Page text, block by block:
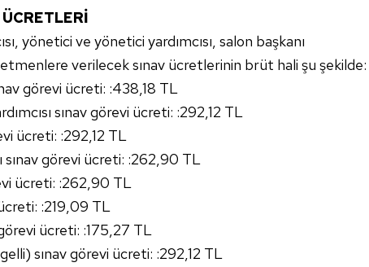
yönetici ve yönetici yardımcısı, salon başkanı
verilecek sınav ücretlerinin brüt hali şu şekilde:
görevi ücreti: :438,18 TL
sınav görevi ücreti: :292,12 TL
ücreti: :292,12 TL
sınav görevi ücreti: :262,90 TL
ücreti: :262,90 TL
:219,09 TL
ücreti: :175,27 TL
sınav görevi ücreti: :292,12 TL